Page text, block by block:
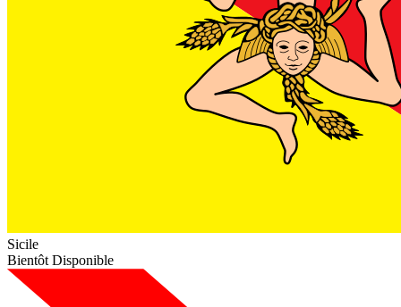
Sicile
Bientôt Disponible